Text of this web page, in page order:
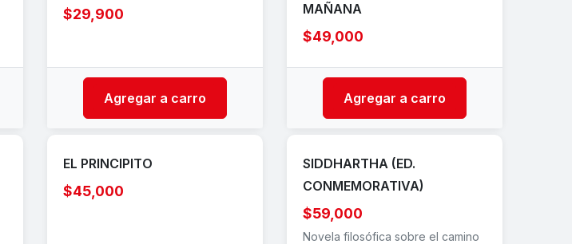
$29,900
Agregar a carro
MAÑANA
$49,000
Agregar a carro
EL PRINCIPITO
$45,000
SIDDHARTHA (ED.
CONMEMORATIVA)
$59,000
Novela filosófica sobre el camino